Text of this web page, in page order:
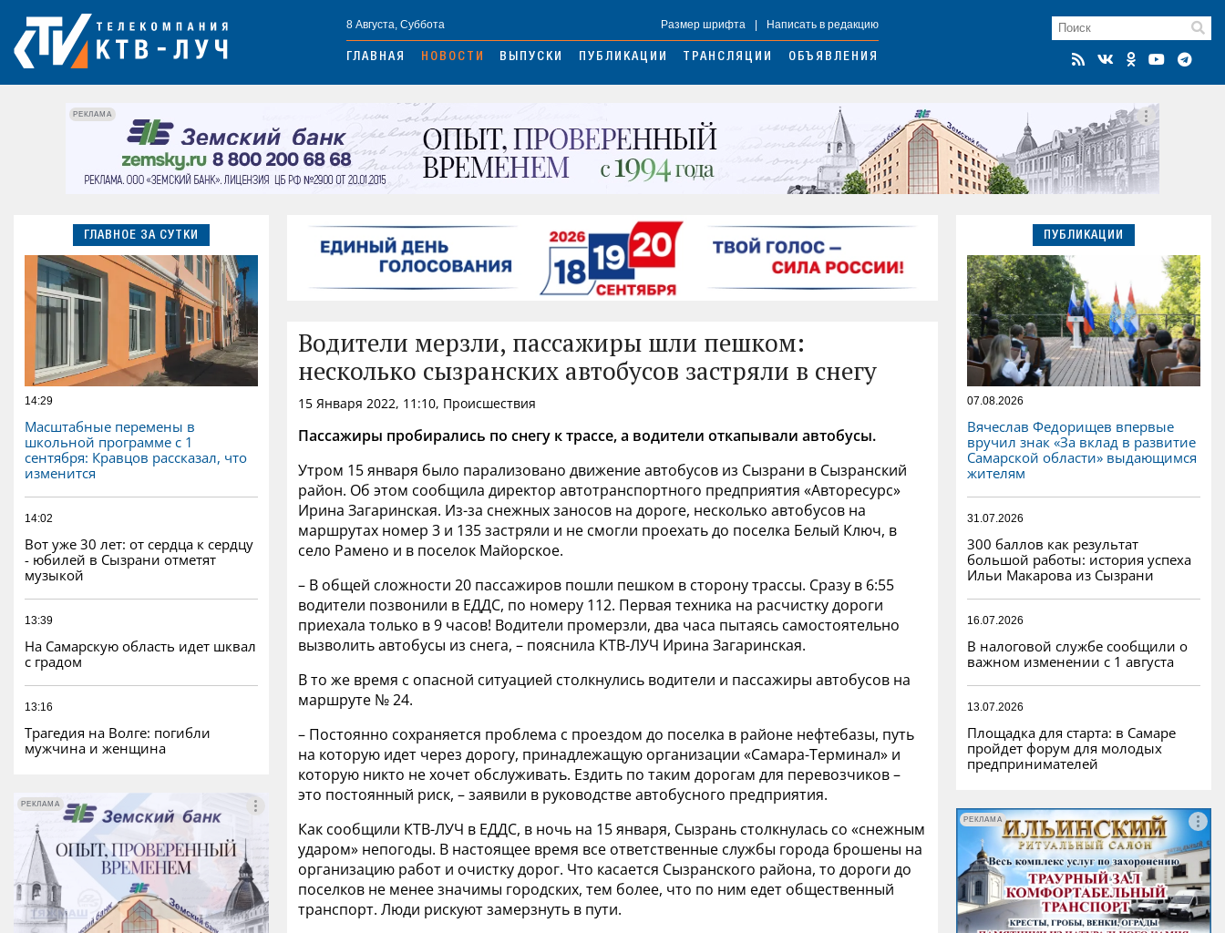
8 Августа, Суббота Размер шрифта Написать в редакцию
ГЛАВНАЯ НОВОСТИ ВЫПУСКИ ПУБЛИКАЦИИ ТРАНСЛЯЦИИ ОБЪЯВЛЕНИЯ
РЕКЛАМА
ГЛАВНОЕ ЗА СУТКИ
14:29
Масштабные перемены в
школьной программе с 1
сентября: Кравцов рассказал, что
изменится
14:02
Вот уже 30 лет: от сердца к сердцу
- юбилей в Сызрани отметят
музыкой
13:39
На Самарскую область идет шквал
с градом
13:16
Трагедия на Волге: погибли
мужчина и женщина
РЕКЛАМА
РЕКЛАМА
Водители мерзли, пассажиры шли пешком:
несколько сызранских автобусов застряли в снегу
15 Января 2022, 11:10, Происшествия
Пассажиры пробирались по снегу к трассе, а водители откапывали автобусы.
Утром 15 января было парализовано движение автобусов из Сызрани в Сызранский
район. Об этом сообщила директор автотранспортного предприятия «Авторесурс»
Ирина Загаринская. Из-за снежных заносов на дороге, несколько автобусов на
маршрутах номер 3 и 135 застряли и не смогли проехать до поселка Белый Ключ, в
село Рамено и в поселок Майорское.
– В общей сложности 20 пассажиров пошли пешком в сторону трассы. Сразу в 6:55
водители позвонили в ЕДДС, по номеру 112. Первая техника на расчистку дороги
приехала только в 9 часов! Водители промерзли, два часа пытаясь самостоятельно
вызволить автобусы из снега, – пояснила КТВ-ЛУЧ Ирина Загаринская.
В то же время с опасной ситуацией столкнулись водители и пассажиры автобусов на
маршруте № 24.
– Постоянно сохраняется проблема с проездом до поселка в районе нефтебазы, путь
на которую идет через дорогу, принадлежащую организации «Самара-Терминал» и
которую никто не хочет обслуживать. Ездить по таким дорогам для перевозчиков –
это постоянный риск, – заявили в руководстве автобусного предприятия.
Как сообщили КТВ-ЛУЧ в ЕДДС, в ночь на 15 января, Сызрань столкнулась со «снежным
ударом» непогоды. В настоящее время все ответственные службы города брошены на
организацию работ и очистку дорог. Что касается Сызранского района, то дороги до
поселков не менее значимы городских, тем более, что по ним едет общественный
транспорт. Люди рискуют замерзнуть в пути.
ПУБЛИКАЦИИ
07.08.2026
Вячеслав Федорищев впервые
вручил знак «За вклад в развитие
Самарской области» выдающимся
жителям
31.07.2026
300 баллов как результат
большой работы: история успеха
Ильи Макарова из Сызрани
16.07.2026
В налоговой службе сообщили о
важном изменении с 1 августа
13.07.2026
Площадка для старта: в Самаре
пройдет форум для молодых
предпринимателей
РЕКЛАМА